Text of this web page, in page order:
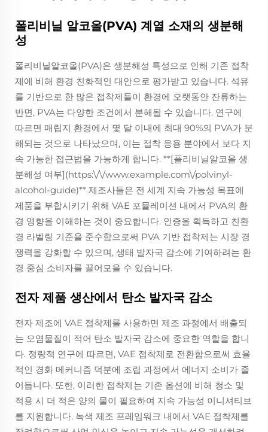
폴리비닐 알코올(PVA) 계열 소재의 생분해
성
폴리비닐알코올(PVA)은 생분해성 특성으로 인해 기존 접착
제에 비해 환경 친화적인 대안으로 평가받고 있습니다. 석유
를 기반으로 한 많은 접착제들이 환경에 오랫동안 잔류하는
반면, PVA는 다양한 조건에서 분해될 수 있습니다. 연구에
따르면 매립지 환경에서 몇 달 이내에 최대 90%의 PVA가 분
해되는 것으로 나타났으며, 이는 접착 응용 분야에서 보다 지
속 가능한 접근법을 가능하게 합니다. **[폴리비닐알코올 생
분해성 여부](https:\/\/www.example.com\/polvinyl-
alcohol-guide)** 제조사들은 전 세계 지속 가능성 목표에
제품을 부합시키기 위해 VAE 포뮬레이션 내에서 PVA의 환
경 영향을 이해하는 것이 중요합니다. 인증을 획득하고 친환
경 라벨링 기준을 준수함으로써 PVA 기반 접착제는 시장 경
쟁력을 강화할 수 있으며, 생태 발자국 감소에 기여하려는 환
경 중심 소비자를 끌어모을 수 있습니다.
전자 제품 생산에서 탄소 발자국 감소
전자 제조에 VAE 접착제를 사용하면 제조 과정에서 배출되
는 오염물질이 적어 탄소 발자국 감소에 중요한 역할을 합니
다. 정량적 연구에 따르면, VAE 접착제로 전환함으로써 효율
적인 경화 메커니즘 덕분에 조립 과정에서 에너지 소비가 줄
어듭니다. 또한, 이러한 접착제는 기존 옵션에 비해 청소 및
적용 시 더 적은 양의 물이 필요하여 지속 가능성 이니셔티브
를 지원합니다. 녹색 제조 프레임워크 내에서 VAE 접착제를